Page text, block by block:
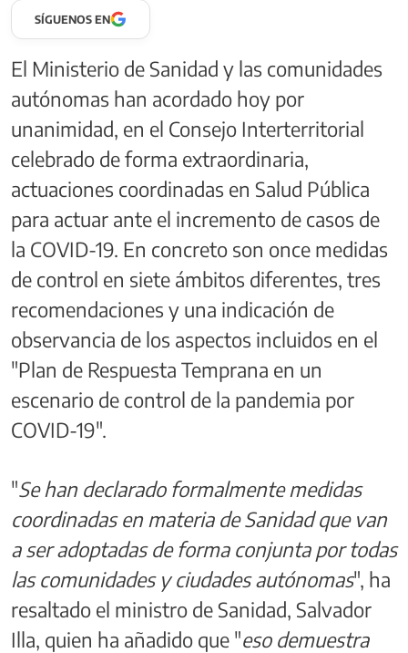
SÍGUENOS EN
El Ministerio de Sanidad y las comunidades
autónomas han acordado hoy por
unanimidad, en el Consejo Interterritorial
celebrado de forma extraordinaria,
actuaciones coordinadas en Salud Pública
para actuar ante el incremento de casos de
la COVID-19. En concreto son once medidas
de control en siete ámbitos diferentes, tres
recomendaciones y una indicación de
observancia de los aspectos incluidos en el
"Plan de Respuesta Temprana en un
escenario de control de la pandemia por
COVID-19".
"Se han declarado formalmente medidas
coordinadas en materia de Sanidad que van
a ser adoptadas de forma conjunta por todas
las comunidades y ciudades autónomas", ha
resaltado el ministro de Sanidad, Salvador
Illa, quien ha añadido que "eso demuestra